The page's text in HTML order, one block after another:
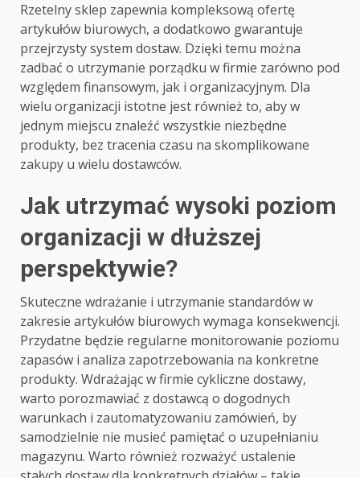
Rzetelny sklep zapewnia kompleksową ofertę
artykułów biurowych, a dodatkowo gwarantuje
przejrzysty system dostaw. Dzięki temu można
zadbać o utrzymanie porządku w firmie zarówno pod
względem finansowym, jak i organizacyjnym. Dla
wielu organizacji istotne jest również to, aby w
jednym miejscu znaleźć wszystkie niezbędne
produkty, bez tracenia czasu na skomplikowane
zakupy u wielu dostawców.
Jak utrzymać wysoki poziom
organizacji w dłuższej
perspektywie?
Skuteczne wdrażanie i utrzymanie standardów w
zakresie artykułów biurowych wymaga konsekwencji.
Przydatne będzie regularne monitorowanie poziomu
zapasów i analiza zapotrzebowania na konkretne
produkty. Wdrażając w firmie cykliczne dostawy,
warto porozmawiać z dostawcą o dogodnych
warunkach i zautomatyzowaniu zamówień, by
samodzielnie nie musieć pamiętać o uzupełnianiu
magazynu. Warto również rozważyć ustalenie